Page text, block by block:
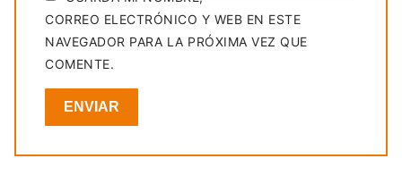
CORREO ELECTRÓNICO Y WEB EN ESTE
NAVEGADOR PARA LA PRÓXIMA VEZ QUE
COMENTE.